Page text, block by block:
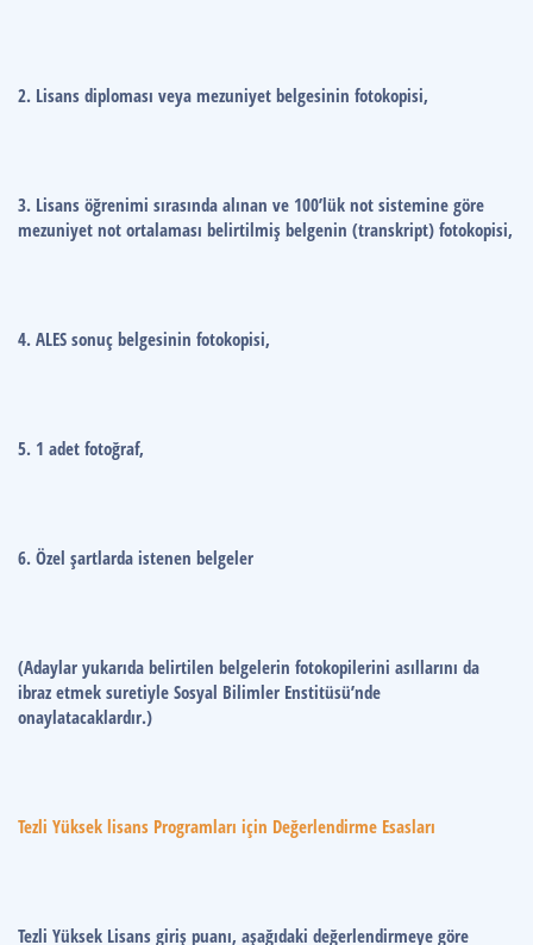
2. Lisans diploması veya mezuniyet belgesinin fotokopisi,
3. Lisans öğrenimi sırasında alınan ve 100’lük not sistemine göre
mezuniyet not ortalaması belirtilmiş belgenin (transkript) fotokopisi,
4. ALES sonuç belgesinin fotokopisi,
5. 1 adet fotoğraf,
6. Özel şartlarda istenen belgeler
(Adaylar yukarıda belirtilen belgelerin fotokopilerini asıllarını da
ibraz etmek suretiyle Sosyal Bilimler Enstitüsü’nde
onaylatacaklardır.)
Tezli Yüksek lisans Programları için Değerlendirme Esasları
Tezli Yüksek Lisans giriş puanı, aşağıdaki değerlendirmeye göre